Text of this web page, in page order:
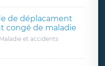
de déplacament
congé de maladie
Maladie et accidents